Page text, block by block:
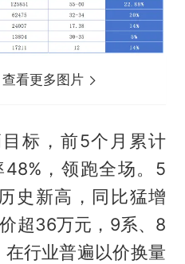
看更多图片
标，前5个月累计
，领跑全场。5
史新高，同比猛增
超36万元，9系、8
行业普遍以价换量